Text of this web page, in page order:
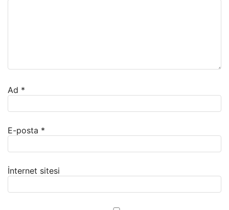
Ad *
E-posta *
İnternet sitesi